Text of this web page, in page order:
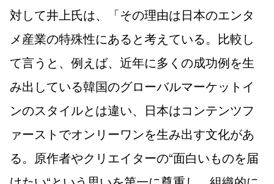
対して井上氏は、「その理由は日本のエンタ
メ産業の特殊性にあると考えている。比較し
て言うと、例えば、近年に多くの成功例を生
み出している韓国のグローバルマーケットイ
ンのスタイルとは違い、日本はコンテンツフ
ァーストでオンリーワンを生み出す文化があ
る。原作者やクリエイターの“面白いものを届